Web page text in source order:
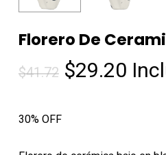
Florero De
$41.72 El
$29.20El
30% OFF